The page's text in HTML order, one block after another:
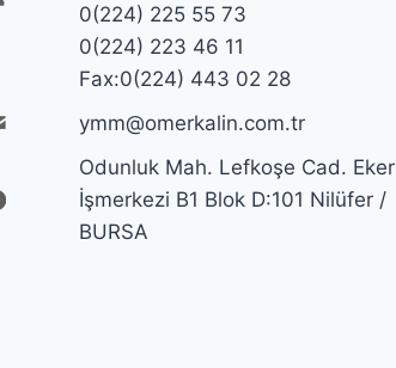
0(224) 225 55 73
0(224) 223 46 11
Fax:0(224) 443 02 28
ymm@omerkalin.com.tr
Odunluk Mah. Lefkoşe Cad. Eker
İşmerkezi B1 Blok D:101 Nilüfer /
BURSA